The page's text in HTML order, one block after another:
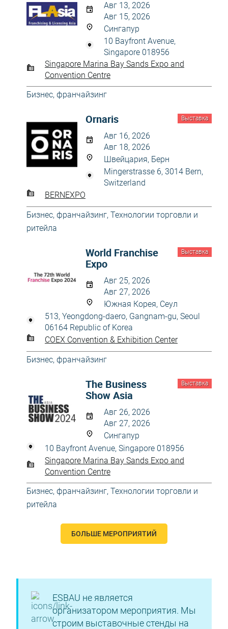
Авг 13, 2026
Авг 15, 2026
Сингапур
10 Bayfront Avenue,
Singapore 018956
Singapore Marina Bay Sands Expo and
Convention Centre
Бизнес, франчайзинг
Выставка
Ornaris
Авг 16, 2026
Авг 18, 2026
Швейцария, Берн
Mingerstrasse 6, 3014 Bern,
Switzerland
BERNEXPO
Бизнес, франчайзинг, Технологии торговли и
ритейла
Выставка
World Franchise
Expo
Авг 25, 2026
Авг 27, 2026
Южная Корея, Сеул
513, Yeongdong-daero, Gangnam-gu, Seoul
06164 Republic of Korea
COEX Convention & Exhibition Center
Бизнес, франчайзинг
Выставка
The Business
Show Asia
Авг 26, 2026
Авг 27, 2026
Сингапур
10 Bayfront Avenue, Singapore 018956
Singapore Marina Bay Sands Expo and
Convention Centre
Бизнес, франчайзинг, Технологии торговли и
ритейла
БОЛЬШЕ МЕРОПРИЯТИЙ
ESBAU не является
организатором мероприятия. Мы
строим выставочные стенды на